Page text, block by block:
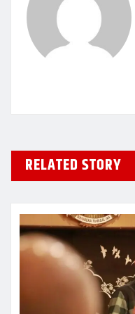
RELATED STORY